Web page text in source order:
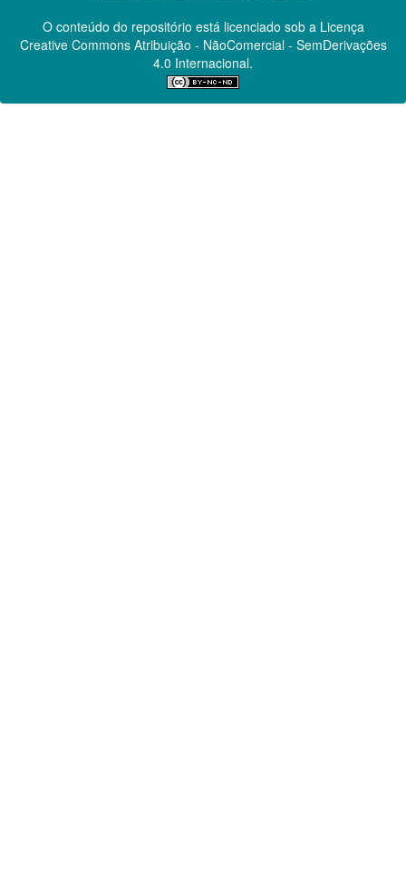
O conteúdo do repositório está licenciado sob a Licença
Creative CommonsAtribuição - NãoComercial - SemDerivações
4.0 Internacional.